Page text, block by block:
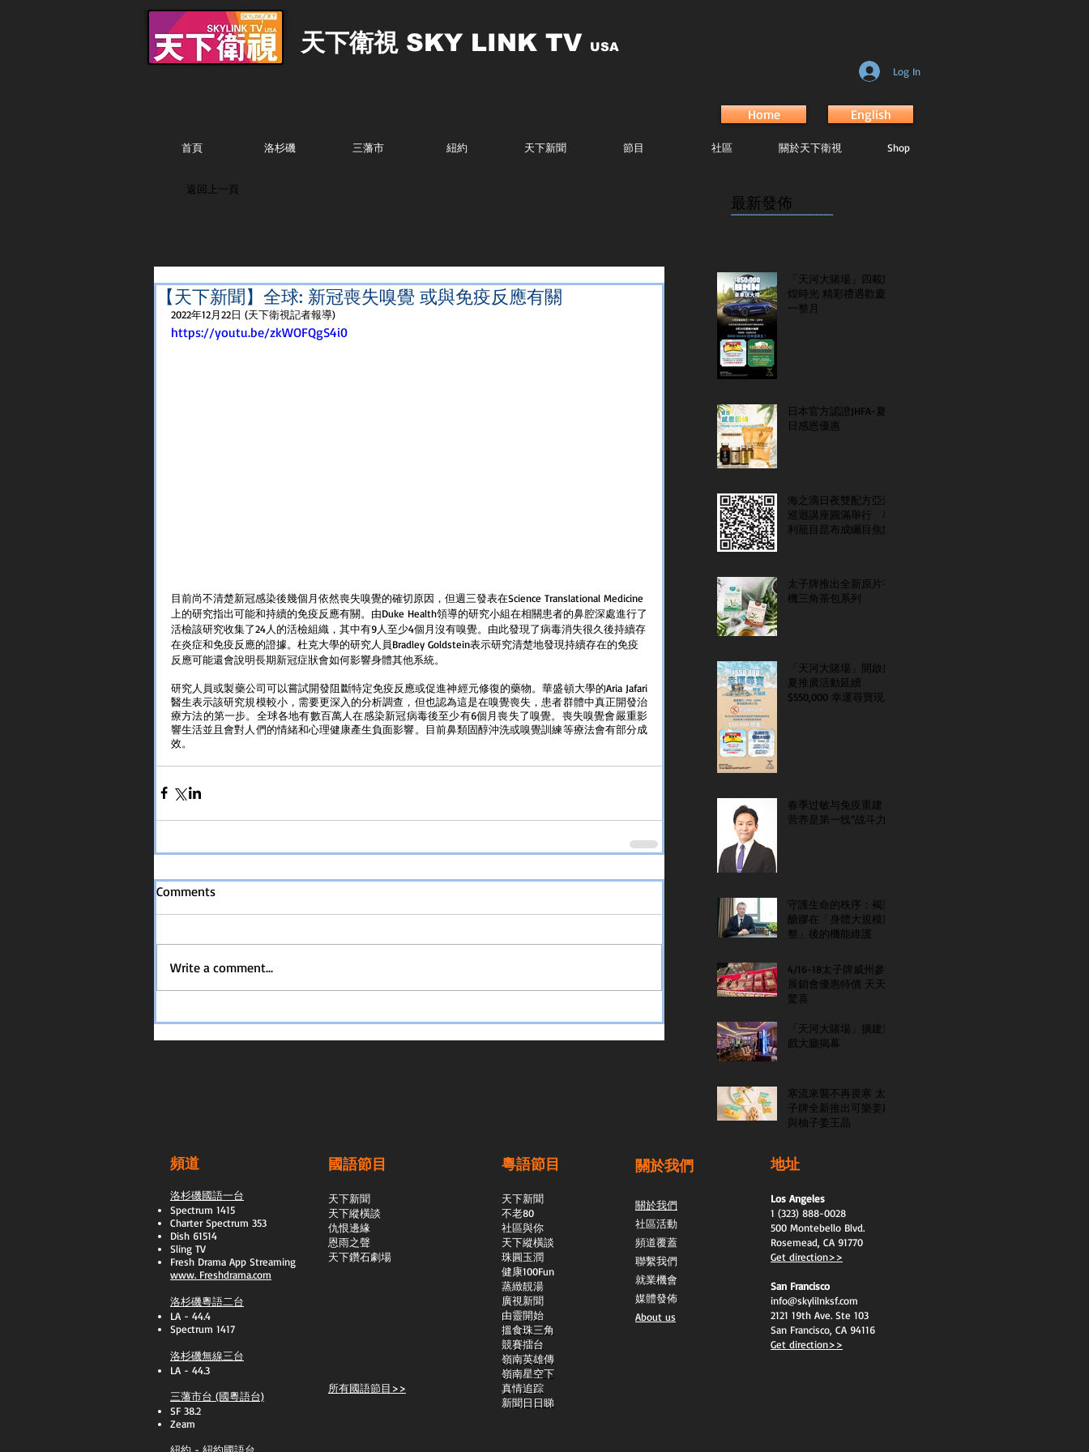
天下衛視SKY LINK TV USA
Log In
Home English
首頁 洛杉磯 三藩市 紐約 天下新聞 節目 社區 關於天下衛視 Shop
返回上一頁
【天下新聞】全球: 新冠喪失嗅覺 或與免疫反應有關
2022年12月22日 (天下衛視記者報導)
https://youtu.be/zkWOFQgS4i0
目前尚不清楚新冠感染後幾個月依然喪失嗅覺的確切原因，但週三發表在Science Translational Medicine
上的研究指出可能和持續的免疫反應有關。由Duke Health領導的研究小組在相關患者的鼻腔深處進行了
活檢該研究收集了24人的活檢組織，其中有9人至少4個月沒有嗅覺。由此發現了病毒消失很久後持續存
在炎症和免疫反應的證據。杜克大學的研究人員Bradley Goldstein表示研究清楚地發現持續存在的免疫
反應可能還會說明長期新冠症狀會如何影響身體其他系統。
研究人員或製藥公司可以嘗試開發阻斷特定免疫反應或促進神經元修復的藥物。華盛頓大學的Aria Jafari
醫生表示該研究規模較小，需要更深入的分析調查，但也認為這是在嗅覺喪失，患者群體中真正開發治
療方法的第一步。全球各地有數百萬人在感染新冠病毒後至少有6個月喪失了嗅覺。喪失嗅覺會嚴重影
響生活並且會對人們的情緒和心理健康產生負面影響。目前鼻類固醇沖洗或嗅覺訓練等療法會有部分成
效。
Comments
Write a comment...
最新發佈
...............................................................
「天河大賭場」四載輝
煌時光 精彩禮遇歡慶
一整月
日本官方認證JHFA-夏
日感恩優惠
海之滴日夜雙配方亞洲
巡迴講座圓滿舉行 專
利籠目昆布成矚目焦點
太子牌推出全新原片有
機三角茶包系列
「天河大賭場」開啟盛
夏推廣活動延續
$550,000 幸運尋寶現金
春季过敏与免疫重建：
营养是第一线“战斗力”
守護生命的秩序：褐藻
醣膠在「身體大規模重
整」後的機能維護
4/16-18太子牌威州參
展銷會優惠特價 天天
驚喜
「天河大賭場」擴建遊
戲大廳揭幕
寒流來襲不再畏寒 太
子牌全新推出可樂姜糖
與柚子姜王晶
頻道
洛杉磯國語一台
Spectrum 1415
Charter Spectrum 353
Dish 61514
Sling TV
​Fresh Drama App Streaming
www. Freshdrama.com
洛杉磯粵語二台
LA - 44.4
Spectrum 1417
洛杉磯無線三台
LA - 44.3
三藩市台 (國粵語台)
SF 38.2
Zeam
國語節目
天下新聞
天下縱橫談
​仇恨邊緣
恩雨之聲
天下鑽石劇場
所有國語節目>>
粵語節目
天下新聞
不老80
社區與你
天下縱橫談
​珠圓玉潤
​健康100Fun
蒸緻靚湯
​廣視新聞
由靈開始
搵食珠三角
競賽擂台
嶺南英雄傳
嶺南星空下
真情追踪
新聞日日睇
關於我們
關於我們
社區活動
頻道覆蓋
聯繫我們
就業機會
媒體發佈
About us
地址
Los Angeles
1 (323) 888-0028
500 Montebello Blvd.
Rosemead, CA 91770
Get direction>>
San Francisco
info@skylilnksf.com
2121 19th Ave. Ste 103
San Francisco, CA 94116
Get direction>>